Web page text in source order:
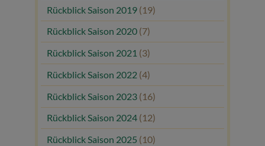
Rückblick Saison 2019 (19)
Rückblick Saison 2020 (7)
Rückblick Saison 2021 (3)
Rückblick Saison 2022 (4)
Rückblick Saison 2023 (16)
Rückblick Saison 2024 (12)
Rückblick Saison 2025 (10)